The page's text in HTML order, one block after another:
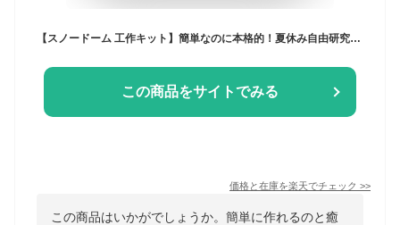
この商品をサイトでみる
価格と在庫を楽天でチェック >>
この商品はいかがでしょうか。簡単に作れるのと癒